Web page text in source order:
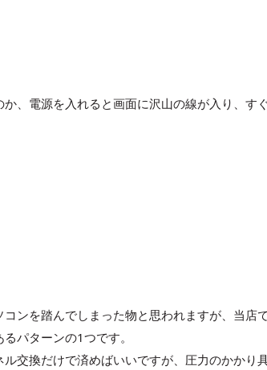
、電源を入れると画面に沢山の線が入り、す
ンを踏んでしまった物と思われますが、当店
パターンの1つです。
交換だけで済めばいいですが、圧力のかかり